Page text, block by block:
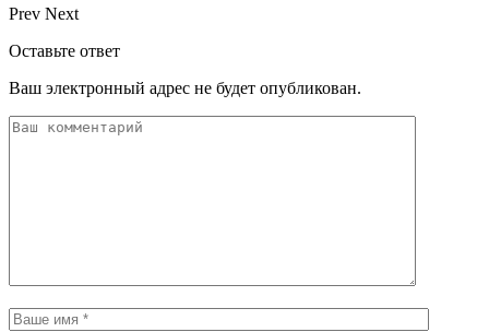
Prev Next
Оставьте ответ
Ваш электронный адрес не будет опубликован.